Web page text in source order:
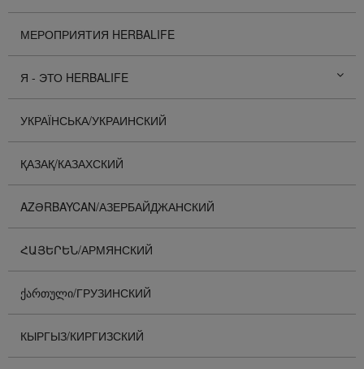
МЕРОПРИЯТИЯ HERBALIFE
Я - ЭТО HERBALIFE
УКРАЇНСЬКА/УКРАИНСКИЙ
ҚАЗАҚ/КАЗАХСКИЙ
AZƏRBAYCAN/АЗЕРБАЙДЖАНСКИЙ
ՀԱՅԵՐԵՆ/АРМЯНСКИЙ
ᲥᲐᲠᲗᲣᲚᲘ/ГРУЗИНСКИЙ
КЫРГЫЗ/КИРГИЗСКИЙ